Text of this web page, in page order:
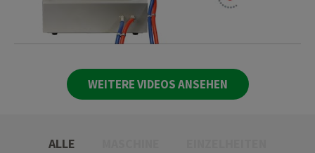
WEITERE VIDEOS ANSEHEN
ALLE